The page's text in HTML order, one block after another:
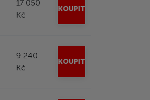
17 050
Kč
KOUPIT
9 240
Kč
KOUPIT